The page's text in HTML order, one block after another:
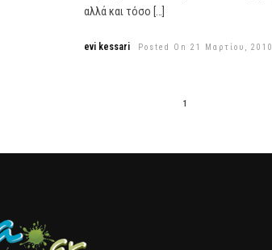
αλλά και τόσο […]
evi kessari Posted On 21 Μαρτίου, 2010
1